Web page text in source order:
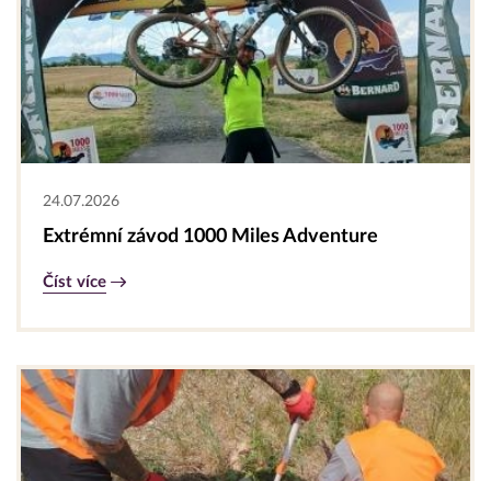
24.07.2026
Extrémní závod 1000 Miles Adventure
Číst více